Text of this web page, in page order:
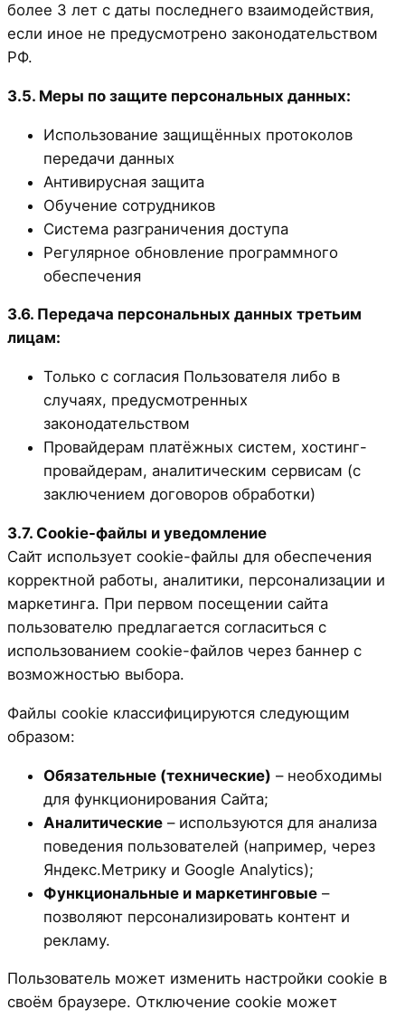
более 3 лет с даты последнего взаимодействия,
если иное не предусмотрено законодательством
РФ.
3.5. Меры по защите персональных данных:
Использование защищённых протоколов
передачи данных
Антивирусная защита
Обучение сотрудников
Система разграничения доступа
Регулярное обновление программного
обеспечения
3.6. Передача персональных данных третьим
лицам:
Только с согласия Пользователя либо в
случаях, предусмотренных
законодательством
Провайдерам платёжных систем, хостинг-
провайдерам, аналитическим сервисам (с
заключением договоров обработки)
3.7. Cookie-файлы и уведомление
Сайт использует cookie-файлы для обеспечения
корректной работы, аналитики, персонализации и
маркетинга. При первом посещении сайта
пользователю предлагается согласиться с
использованием cookie-файлов через баннер с
возможностью выбора.
Файлы cookie классифицируются следующим
образом:
Обязательные (технические) – необходимы
для функционирования Сайта;
Аналитические – используются для анализа
поведения пользователей (например, через
Яндекс.Метрику и Google Analytics);
Функциональные и маркетинговые –
позволяют персонализировать контент и
рекламу.
Пользователь может изменить настройки cookie в
своём браузере. Отключение cookie может